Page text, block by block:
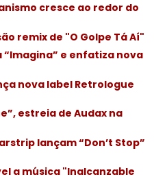
cresce ao redor do
remix de "O Golpe Tá Aí"
“Imagina” e enfatiza nova
nova label Retrologue
estreia de Audax na
lançam “Don’t Stop”
a música "Inalcanzable